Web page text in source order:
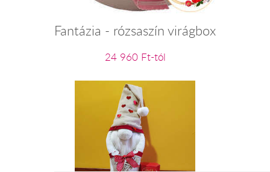
Fantázia - rózsaszín virágbox
24 960 Ft-tól